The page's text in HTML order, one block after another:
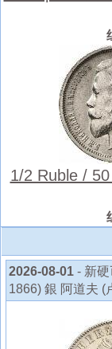
1/2 Ruble /
2026-08-01 - 新
1866) 銀 阿道夫 (